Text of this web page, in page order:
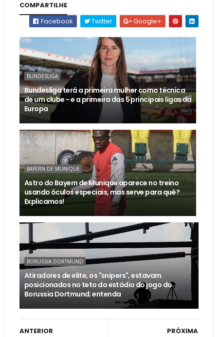
COMPARTILHE
Facebook
Twitter Google+
BUNDESLIGA
Bundesliga terá a primeira mulher como técnica
de um clube - e a primeira das 5 principais ligas da
Europa
BAYERN DE MUNIQUE
Astro do Bayern de Munique aparece no treino
usando óculos especiais, mas serve para quê?
Explicamos!
BORUSSIA DORTMUND
Atiradores de elite, os "snipers", estavam
posicionados no teto do estádio do jogo do
Borussia Dortmund; entenda
PRÓXIMA
ANTERIOR